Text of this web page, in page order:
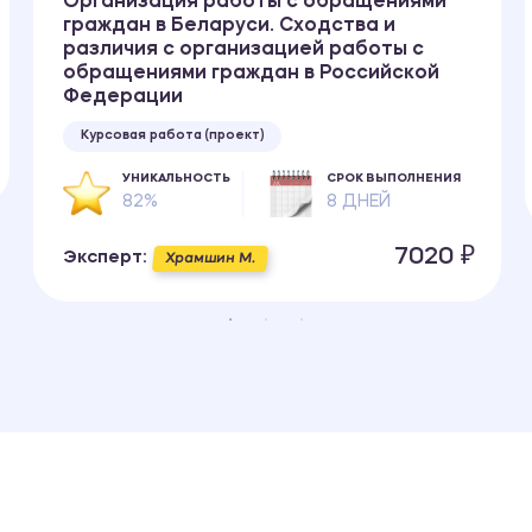
граждан в Беларуси. Сходства и
различия с организацией работы с
обращениями граждан в Российской
Федерации
Курсовая работа (проект)
УНИКАЛЬНОСТЬ
82%
СРОК ВЫПОЛНЕНИЯ
8 ДНЕЙ
Эксперт: Храмшин М. 7020 ₽